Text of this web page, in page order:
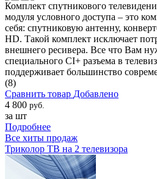
Комплект спутникового
модуля условного доступа – это
себя: спутниковую антенну,
HD. Такой комплект исключает
внешнего ресивера. Все что Вам
специального CI+ разъема в
поддерживает большинство
(8)
Сравнить товар Добавлено
4 800 руб.
за шт
Подробнее
Все хиты продаж
Триколор ТВ на 2 телевизора